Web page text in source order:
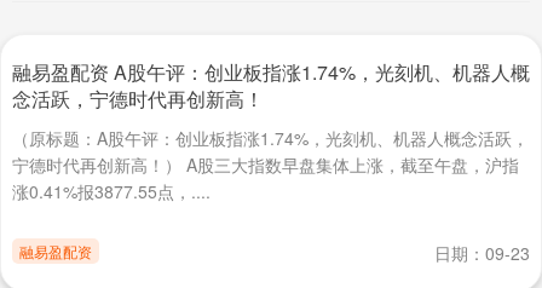
融易盈配资 A股午评：创业板指涨1.74%，光刻机、机器人概
念活跃，宁德时代再创新高！
（原标题：A股午评：创业板指涨1.74%，光刻机、机器人概念活跃，
宁德时代再创新高！） A股三大指数早盘集体上涨，截至午盘，沪指
涨0.41%报3877.55点，....
融易盈配资 日期：09-23